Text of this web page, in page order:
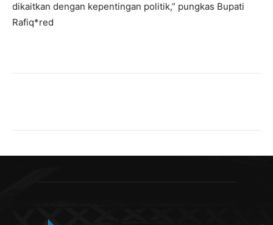
dikaitkan dengan kepentingan politik,” pungkas Bupati
Rafiq*red